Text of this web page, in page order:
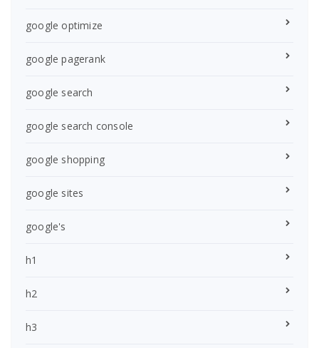
google optimize
google pagerank
google search
google search console
google shopping
google sites
google's
h1
h2
h3